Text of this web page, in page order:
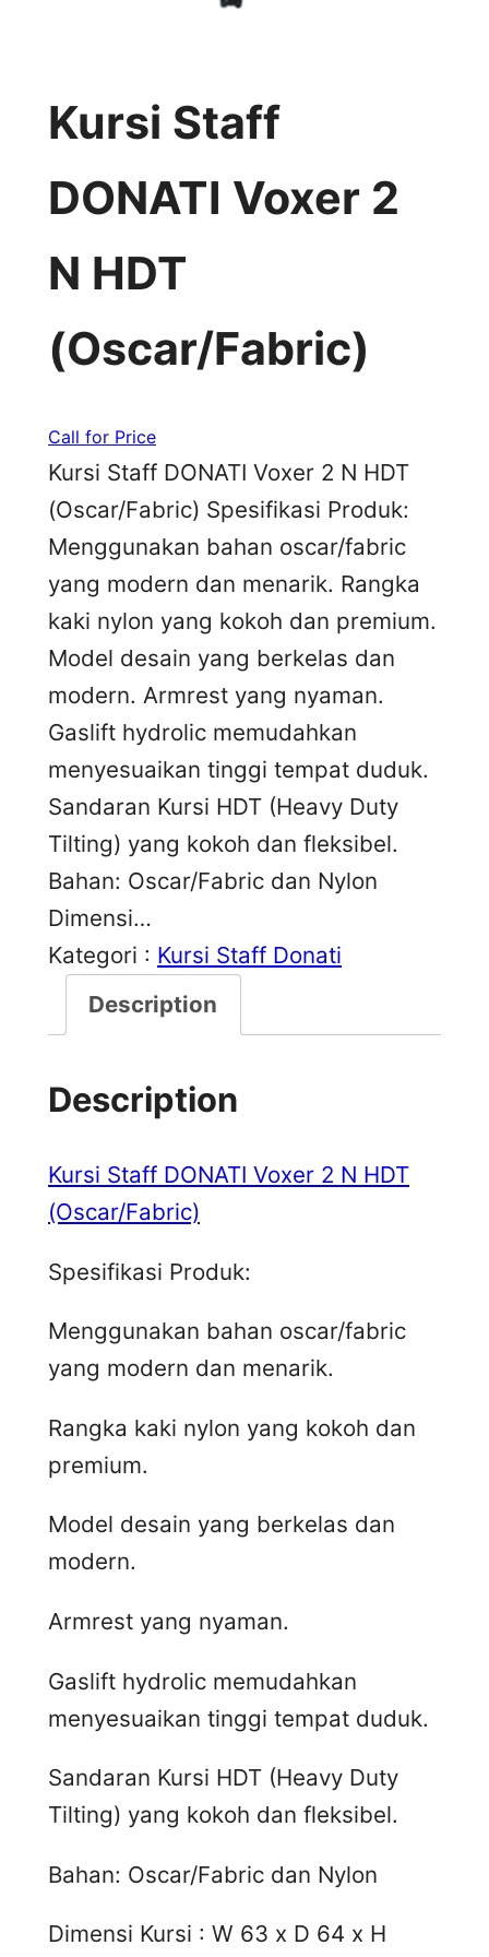
Kursi Staff
DONATI Voxer 2
N HDT
(Oscar/Fabric)
Call for Price
Kursi Staff DONATI Voxer 2 N HDT
(Oscar/Fabric) Spesifikasi Produk:
Menggunakan bahan oscar/fabric
yang modern dan menarik. Rangka
kaki nylon yang kokoh dan premium.
Model desain yang berkelas dan
modern. Armrest yang nyaman.
Gaslift hydrolic memudahkan
menyesuaikan tinggi tempat duduk.
Sandaran Kursi HDT (Heavy Duty
Tilting) yang kokoh dan fleksibel.
Bahan: Oscar/Fabric dan Nylon
Dimensi…
Kategori : Kursi Staff Donati
Description
Description
Kursi Staff DONATI Voxer 2 N HDT
(Oscar/Fabric)
Spesifikasi Produk:
Menggunakan bahan oscar/fabric
yang modern dan menarik.
Rangka kaki nylon yang kokoh dan
premium.
Model desain yang berkelas dan
modern.
Armrest yang nyaman.
Gaslift hydrolic memudahkan
menyesuaikan tinggi tempat duduk.
Sandaran Kursi HDT (Heavy Duty
Tilting) yang kokoh dan fleksibel.
Bahan: Oscar/Fabric dan Nylon
Dimensi Kursi : W 63 x D 64 x H